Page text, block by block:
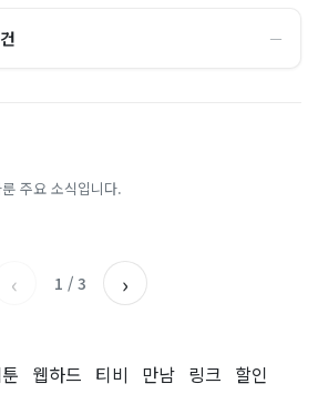
―
주요 소식입니다.
…
개
인 동아일보
대
베
망…숨지기 전 SOS 보냈다
‹ 1 / 3 ›
웹하드 티비 만남 링크 할인